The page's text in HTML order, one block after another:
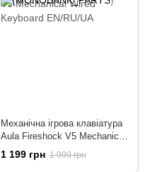
Механічна ігрова клавіатура
Aula Fireshock V5 Mechanical
Wired Keyboard EN/RU/UA
1 199 грн 1 999 грн